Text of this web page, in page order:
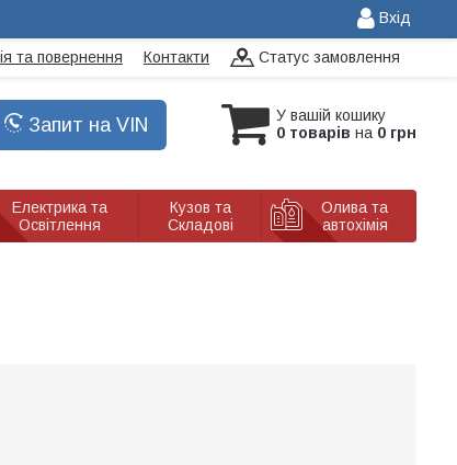
Вхід
та повернення Контакти Статус замовлення
У вашій кошику
0 товарів на 0 грн
Запит на VIN
Електрика та
Освітлення
Кузов та
Складові
Олива та
автохімія